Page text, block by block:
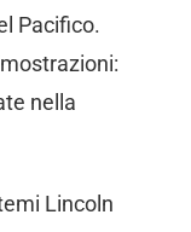
Pacifico.
nella
Lincoln